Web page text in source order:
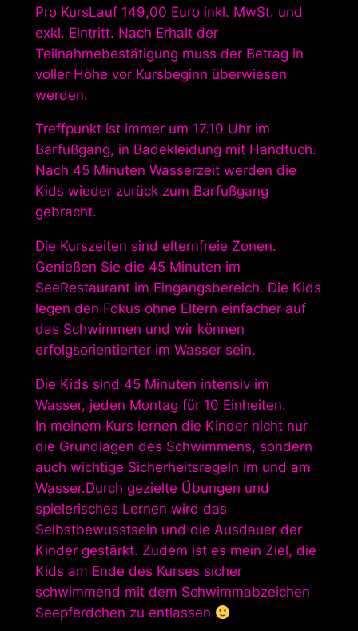
Pro KursLauf 149,00 Euro inkl. MwSt. und
exkl. Eintritt. Nach Erhalt der
Teilnahmebestätigung muss der Betrag in
voller Höhe vor Kursbeginn überwiesen
werden.
Treffpunkt ist immer um 17.10 Uhr im
Barfußgang, in Badekleidung mit Handtuch.
Nach 45 Minuten Wasserzeit werden die
Kids wieder zurück zum Barfußgang
gebracht.
Die Kurszeiten sind elternfreie Zonen.
Genießen Sie die 45 Minuten im
SeeRestaurant im Eingangsbereich. Die Kids
legen den Fokus ohne Eltern einfacher auf
das Schwimmen und wir können
erfolgsorientierter im Wasser sein.
Die Kids sind 45 Minuten intensiv im
Wasser, jeden Montag für 10 Einheiten.
In meinem Kurs lernen die Kinder nicht nur
die Grundlagen des Schwimmens, sondern
auch wichtige Sicherheitsregeln im und am
Wasser.Durch gezielte Übungen und
spielerisches Lernen wird das
Selbstbewusstsein und die Ausdauer der
Kinder gestärkt. Zudem ist es mein Ziel, die
Kids am Ende des Kurses sicher
schwimmend mit dem Schwimmabzeichen
Seepferdchen zu entlassen